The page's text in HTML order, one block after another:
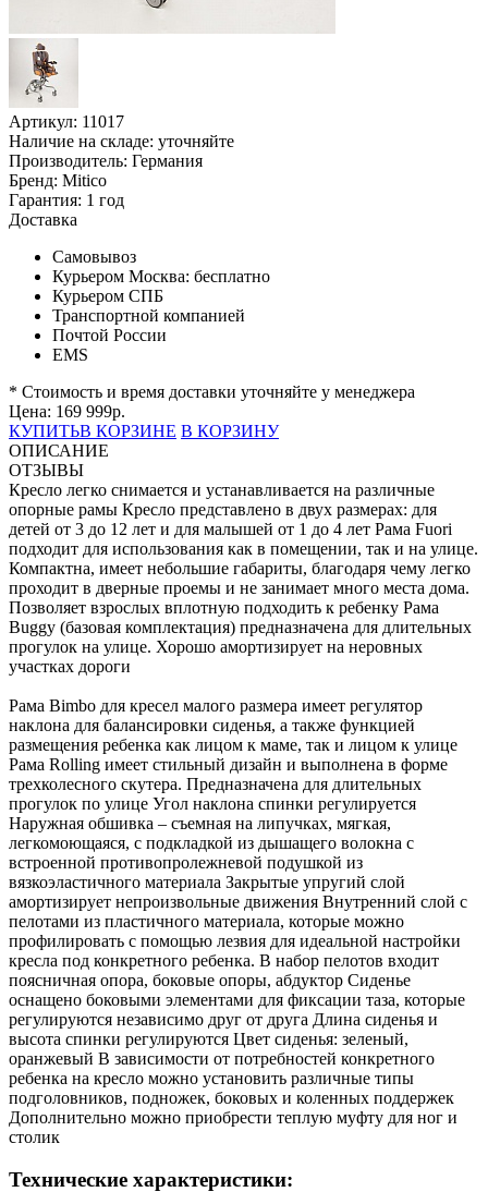
Артикул: 11017
Наличие на складе: уточняйте
Производитель: Германия
Бренд: Mitico
Гарантия: 1 год
Доставка
Самовывоз
Курьером Москва: бесплатно
Курьером СПБ
Транспортной компанией
Почтой России
EMS
* Стоимость и время доставки уточняйте у менеджера
Цена: 169 999р.
КУПИТЬВ КОРЗИНЕ В КОРЗИНУ
ОПИСАНИЕ
ОТЗЫВЫ
Кресло легко снимается и устанавливается на различные
опорные рамы Кресло представлено в двух размерах: для
детей от 3 до 12 лет и для малышей от 1 до 4 лет Рама Fuori
подходит для использования как в помещении, так и на улице.
Компактна, имеет небольшие габариты, благодаря чему легко
проходит в дверные проемы и не занимает много места дома.
Позволяет взрослых вплотную подходить к ребенку Рама
Buggy (базовая комплектация) предназначена для длительных
прогулок на улице. Хорошо амортизирует на неровных
участках дороги
Рама Bimbo для кресел малого размера имеет регулятор
наклона для балансировки сиденья, а также функцией
размещения ребенка как лицом к маме, так и лицом к улице
Рама Rolling имеет стильный дизайн и выполнена в форме
трехколесного скутера. Предназначена для длительных
прогулок по улице Угол наклона спинки регулируется
Наружная обшивка – съемная на липучках, мягкая,
легкомоющаяся, с подкладкой из дышащего волокна с
встроенной противопролежневой подушкой из
вязкоэластичного материала Закрытые упругий слой
амортизирует непроизвольные движения Внутренний слой с
пелотами из пластичного материала, которые можно
профилировать с помощью лезвия для идеальной настройки
кресла под конкретного ребенка. В набор пелотов входит
поясничная опора, боковые опоры, абдуктор Сиденье
оснащено боковыми элементами для фиксации таза, которые
регулируются независимо друг от друга Длина сиденья и
высота спинки регулируются Цвет сиденья: зеленый,
оранжевый В зависимости от потребностей конкретного
ребенка на кресло можно установить различные типы
подголовников, подножек, боковых и коленных поддержек
Дополнительно можно приобрести теплую муфту для ног и
столик
Технические характеристики: